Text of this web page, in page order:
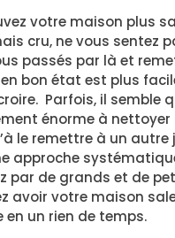
votre maison plus
cru, ne vous sentez
passés par là et
bon état est plus
Parfois, il semble
énorme à nettoyer
le remettre à un autre
approche
par de grands et de
avoir votre maison
un rien de temps.